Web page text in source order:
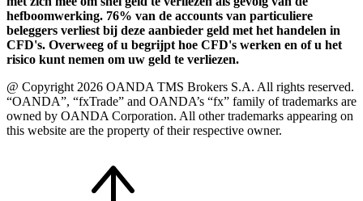
hefboomwerking. 76% van de accounts van particuliere
beleggers verliest bij deze aanbieder geld met het handelen in
CFD's. Overweeg of u begrijpt hoe CFD's werken en of u het
risico kunt nemen om uw geld te verliezen.
@ Copyright 2026 OANDA TMS Brokers S.A. All rights reserved.
“OANDA”, “fxTrade” and OANDA’s “fx” family of trademarks are
owned by OANDA Corporation. All other trademarks appearing on
this website are the property of their respective owner.